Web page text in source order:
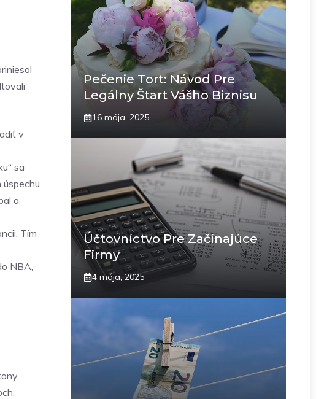
v
sa
a
Tím
NBA,
Pečenie Tort: Návod Pre
Legálny Štart Vášho Biznisu
16 mája, 2025
Účtovníctvo Pre Začínajúce
Firmy
4 mája, 2025